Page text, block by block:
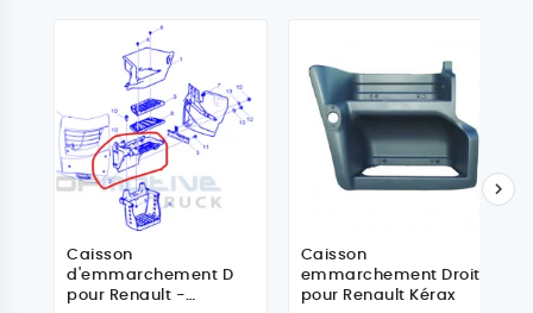
Caisson
d'emmarchement D
pour Renault -
Caisson
emmarchement Droit
pour Renault Kérax
